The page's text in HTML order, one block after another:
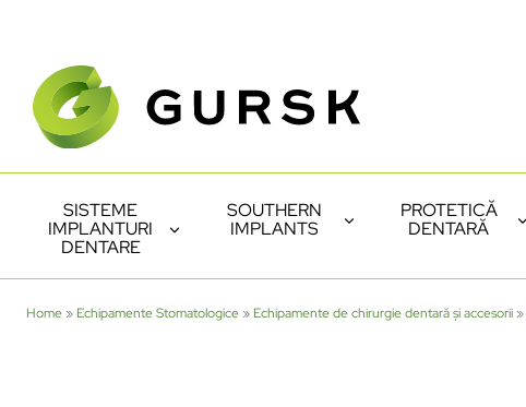
SISTEME
IMPLANTURI
DENTARE
SOUTHERN
IMPLANTS
PROTETICĂ
DENTARĂ
Home » Echipamente Stomatologice » Echipamente de chirurgie dentară și accesorii »